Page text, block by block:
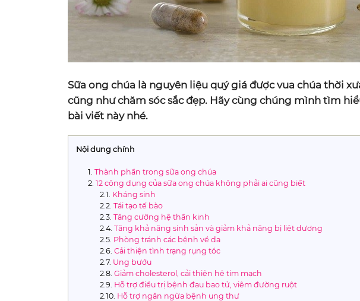
Sữa ong chúa là nguyên liệu quý giá được vua chúa thời
cũng như chăm sóc sắc đẹp. Hãy cùng chúng mình tìm
bài viết này nhé.
Nội dung chính
Thành phần trong sữa ong chúa
12 công dụng của sữa ong chúa không phải ai cũng biết
Kháng sinh
Tái tạo tế bào
Tăng cường hệ thần kinh
Tăng khả năng sinh sản và giảm khả năng bị liệt dương
Phòng tránh các bệnh về da
Cải thiện tình trạng rụng tóc
Ung bướu
Giảm cholesterol, cải thiện hệ tim mạch
Hỗ trợ điều trị bệnh đau bao tử, viêm đường ruột
Hỗ trợ ngăn ngừa bệnh ung thư